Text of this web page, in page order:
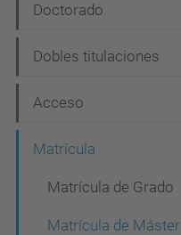
g
a
i
Doctorado
Dobles titulaciones
Acceso
Matrícula
Matrícula de Grado
Matrícula de Máster